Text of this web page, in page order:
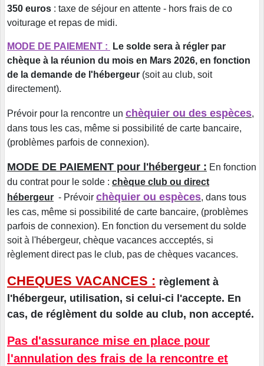
350 euros : taxe de séjour en attente - hors frais de co
voiturage et repas de midi.
MODE DE PAIEMENT :
Le solde sera à régler par
chèque à la réunion du mois en Mars 2026, en fonction
de la demande de l'hébergeur (soit au club, soit
directement).
Prévoir pour la rencontre un chèquier ou des espèces,
dans tous les cas, même si possibilité de carte bancaire,
(problèmes parfois de connexion).
MODE DE PAIEMENT pour l'hébergeur : En fonction
du contrat pour le solde : chèque club ou direct
hébergeur - Prévoir chèquier ou espèces, dans tous
les cas, même si possibilité de carte bancaire, (problèmes
parfois de connexion). En fonction du versement du solde
soit à l'hébergeur, chèque vacances accceptés, si
règlement direct pas le club, pas de chèques vacances.
CHEQUES VACANCES : règlement à
l'hébergeur, utilisation, si celui-ci l'accepte. En
cas, de réglèment du solde au club, non accepté.
Pas d'assurance mise en place pour
l'annulation des frais de la rencontre et